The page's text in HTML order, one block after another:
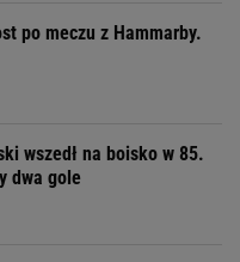
po meczu z Hammarby.
wszedł na boisko w 85.
dwa gole